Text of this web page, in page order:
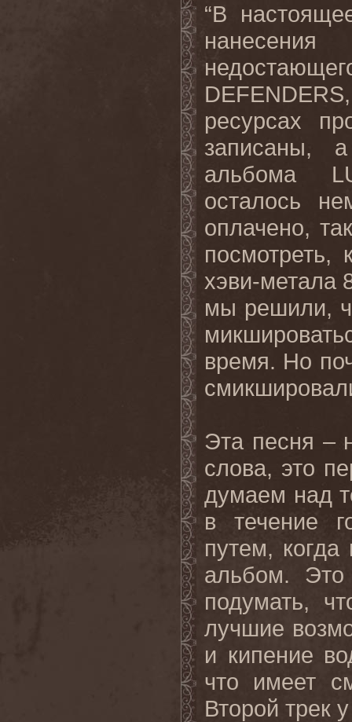
“В
ресурсах
записаны,
альбома
осталось
оплачено,
посмотреть,
хэви-метала
мы решили,
время. Но
Эта песня –
слова, это
думаем над
в течение
путем,
альбом.
подумать,
лучшие
и кипение
что имеет
Второй трек